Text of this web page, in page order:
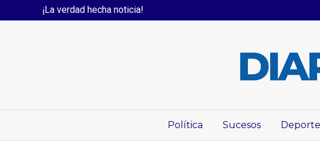
¡La verdad hecha noticia!
Política Sucesos